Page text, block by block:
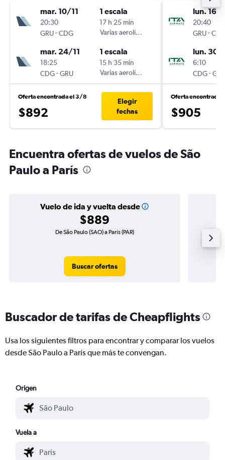
mar. 10/11
20:30
GRU-CDG
1 escala
17 h 25 min
Varias aerolíneas
mar. 24/11
18:25
CDG-GRU
1 escala
15 h 35 min
Varias aerolíneas
Oferta encontrada el 3/8
$892
Elegir
fechas
lun. 16/
20:40
GRU-
lun. 30/
6:10
CDG-
Oferta encontrada
$905
Encuentra ofertas de vuelos de São
Paulo a París
Vuelo de ida y vuelta desde
$889
De São Paulo (SAO) a París (PAR)
Buscar ofertas
Buscador de tarifas de Cheapflights
Usa los siguientes filtros para encontrar y comparar los vuelos
desde São Paulo a París que más te convengan.
Origen
Vuela a